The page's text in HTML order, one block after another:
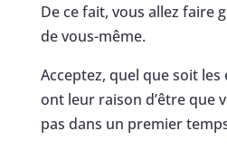
De ce fait, vous allez faire
de vous-même.
Acceptez, quel que soit les
ont leur raison d’être que
pas dans un premier